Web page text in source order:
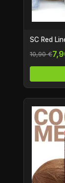
SC Red
10,90 €